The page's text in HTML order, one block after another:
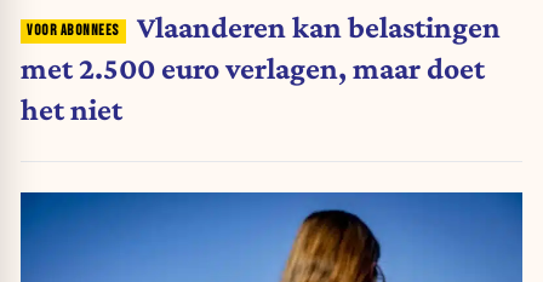
Vlaanderen kan belastingen
met 2.500 euro verlagen, maar doet
het niet